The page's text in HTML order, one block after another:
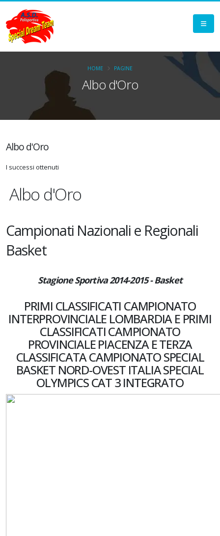
Albo d'Oro
HOME PAGINE
Albo d'Oro
I successi ottenuti
Albo d'Oro
Campionati Nazionali e Regionali
Basket
Stagione Sportiva 2014-2015 - Basket
PRIMI CLASSIFICATI CAMPIONATO
INTERPROVINCIALE LOMBARDIA E PRIMI
CLASSIFICATI CAMPIONATO
PROVINCIALE PIACENZA E TERZA
CLASSIFICATA CAMPIONATO SPECIAL
BASKET NORD-OVEST ITALIA SPECIAL
OLYMPICS CAT 3 INTEGRATO